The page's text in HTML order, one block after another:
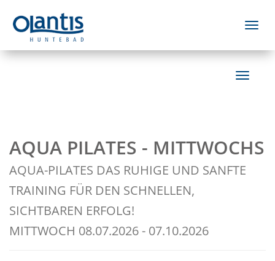
AQUA PILATES - MITTWOCHS
AQUA-PILATES DAS RUHIGE UND SANFTE
TRAINING FÜR DEN SCHNELLEN,
SICHTBAREN ERFOLG!
MITTWOCH 08.07.2026 - 07.10.2026